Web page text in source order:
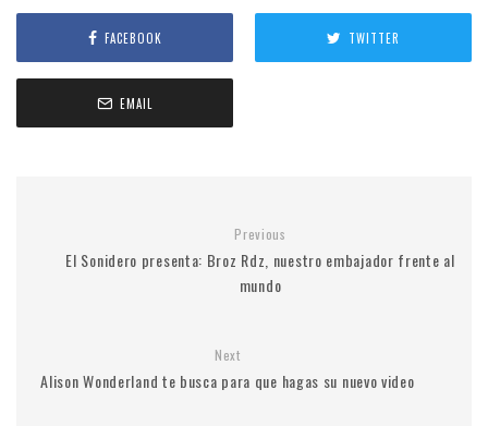
FACEBOOK TWITTER
EMAIL
Previous
El Sonidero presenta: Broz Rdz, nuestro embajador frente al
mundo
Next
Alison Wonderland te busca para que hagas su nuevo video